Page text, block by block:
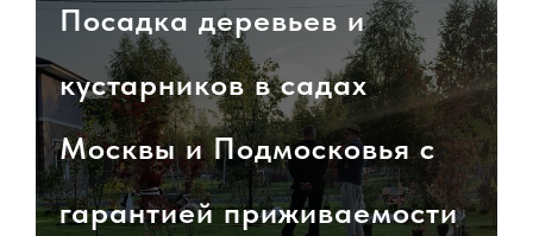
Посадка деревьев и
кустарников в садах
Москвы и Подмосковья с
гарантией приживаемости